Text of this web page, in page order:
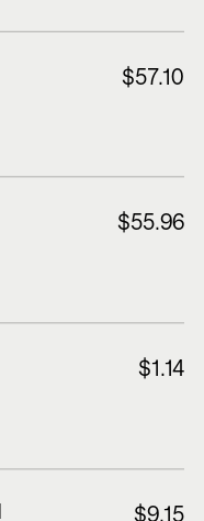
$57.10
$55.96
$1.14
$9.15